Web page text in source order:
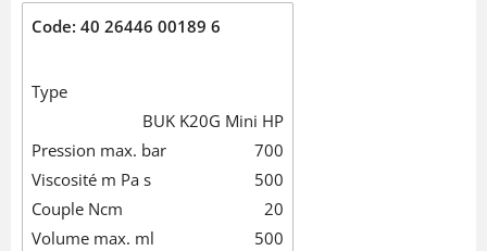
Code: 40 26446 00189 6
Type
BUK K20G Mini HP
Pression max. bar
700
Viscosité m Pa s
500
Couple Ncm
20
Volume max. ml
500